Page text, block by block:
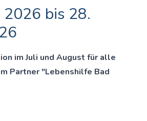
2026 bis 28.
im Juli und August für alle
Partner "Lebenshilfe Bad